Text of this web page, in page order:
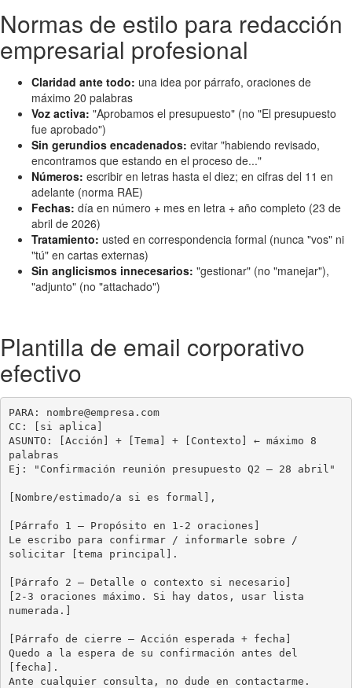
Normas de estilo para redacción
empresarial profesional
Claridad ante todo: una idea por párrafo, oraciones de
máximo 20 palabras
Voz activa: "Aprobamos el presupuesto" (no "El presupuesto
fue aprobado")
Sin gerundios encadenados: evitar "habiendo revisado,
encontramos que estando en el proceso de..."
Números: escribir en letras hasta el diez; en cifras del 11 en
adelante (norma RAE)
Fechas: día en número + mes en letra + año completo (23 de
abril de 2026)
Tratamiento: usted en correspondencia formal (nunca "vos" ni
"tú" en cartas externas)
Sin anglicismos innecesarios: "gestionar" (no "manejar"),
"adjunto" (no "attachado")
Plantilla de email corporativo
efectivo
PARA: nombre@empresa.com
CC: [si aplica]
ASUNTO: [Acción] + [Tema] + [Contexto] ← máximo 8
palabras
Ej: "Confirmación reunión presupuesto Q2 — 28 abril"
[Nombre/estimado/a si es formal],
[Párrafo 1 — Propósito en 1-2 oraciones]
Le escribo para confirmar / informarle sobre /
solicitar [tema principal].
[Párrafo 2 — Detalle o contexto si necesario]
[2-3 oraciones máximo. Si hay datos, usar lista
numerada.]
[Párrafo de cierre — Acción esperada + fecha]
Quedo a la espera de su confirmación antes del
[fecha].
Ante cualquier consulta, no dude en contactarme.